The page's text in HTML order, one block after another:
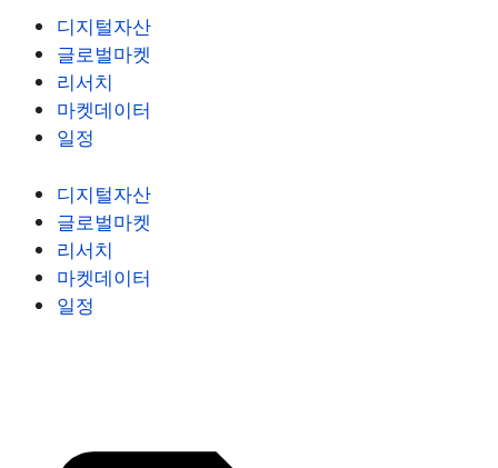
디지털자산
글로벌마켓
리서치
마켓데이터
일정
디지털자산
글로벌마켓
리서치
마켓데이터
일정